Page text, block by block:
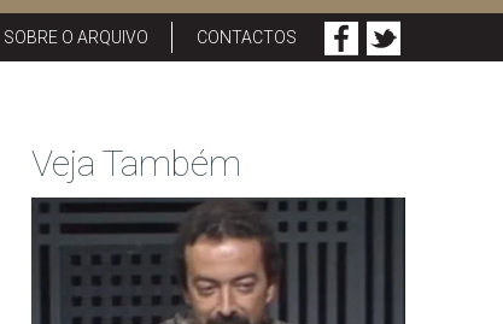
SOBRE O ARQUIVO CONTACTOS
Veja Também